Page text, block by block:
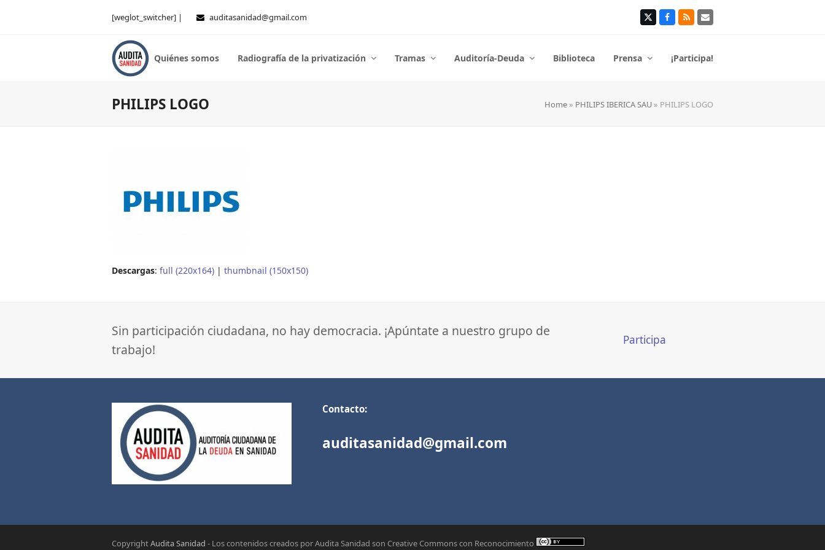
[weglot_switcher] | auditasanidad@gmail.com TwitterFacebook
RSS Correo
Quiénes somos Radiografía de la privatización Tramas Auditoría-Deuda Biblioteca Prensa ¡Participa!
PHILIPS LOGO Home » PHILIPS IBERICA SAU » PHILIPS LOGO
Descargas: full (220x164) | thumbnail (150x150)
Sin participación ciudadana, no hay democracia. ¡Apúntate a nuestro grupo de
trabajo!
Participa
Contacto:
auditasanidad@gmail.com
CopyrightAudita Sanidad - Los contenidos creados por Audita Sanidad son Creative Commons con Reconocimiento